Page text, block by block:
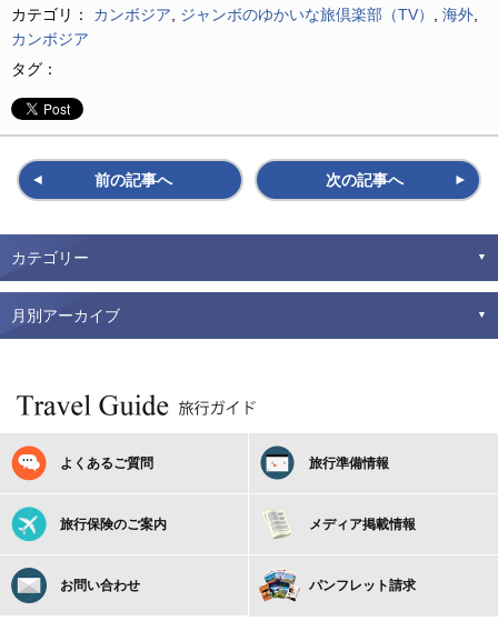
カテゴリ： カンボジア ジャンボのゆかいな旅倶楽部（TV） 海外
カンボジア
タグ：
前の記事へ 次の記事へ
カテゴリー
月別アーカイブ
よくあるご質問 旅行準備情報
旅行保険のご案内 メディア掲載情報
お問い合わせ パンフレット請求